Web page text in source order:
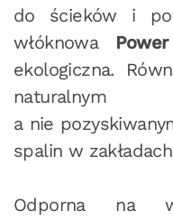
do ścieków i
włóknowa
ekologiczna.
naturalnym
a nie
spalin w
Odporna na